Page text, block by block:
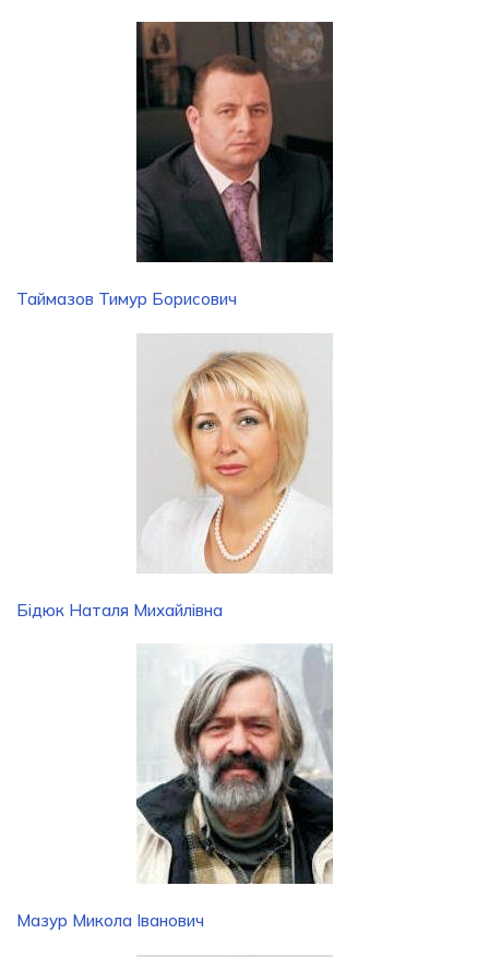
Таймазов Тимур Борисович
Бідюк Наталя Михайлівна
Мазур Микола Іванович